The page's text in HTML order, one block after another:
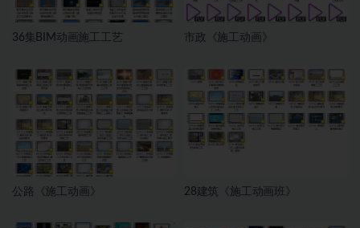
36集BIM动画施工工艺 市政《施工动画》
公路《施工动画》 28建筑《施工动画班》